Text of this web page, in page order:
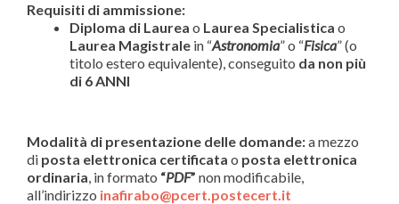
Requisiti di ammissione:
Diploma di Laurea o Laurea Specialistica o
Laurea Magistrale in “Astronomia” o “Fisica” (o
titolo estero equivalente), conseguito da non più
di 6 ANNI
Modalità di presentazione delle domande:a mezzo
di posta elettronica certificata o posta elettronica
ordinaria, in formato “PDF” non modificabile,
all’indirizzo inafirabo@pcert.postecert.it